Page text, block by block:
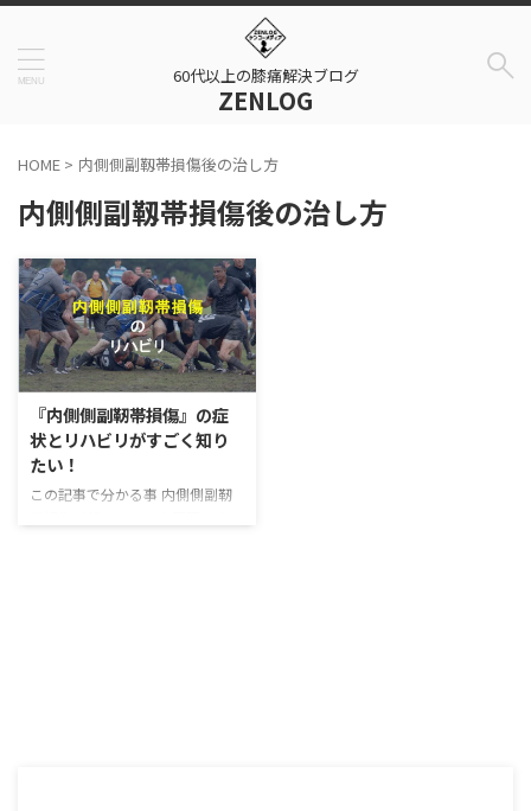
60代以上の膝痛解決ブログ
ZENLOG
HOME > 内側側副靱帯損傷後の治し方
内側側副靱帯損傷後の治し方
『内側側副靭帯損傷』の症
状とリハビリがすごく知り
たい！
この記事で分かる事 内側側副靭